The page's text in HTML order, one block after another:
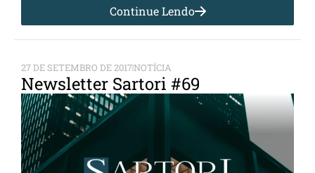
Continue Lendo
27 DE SETEMBRO DE 2017NOTÍCIA
Newsletter Sartori #69